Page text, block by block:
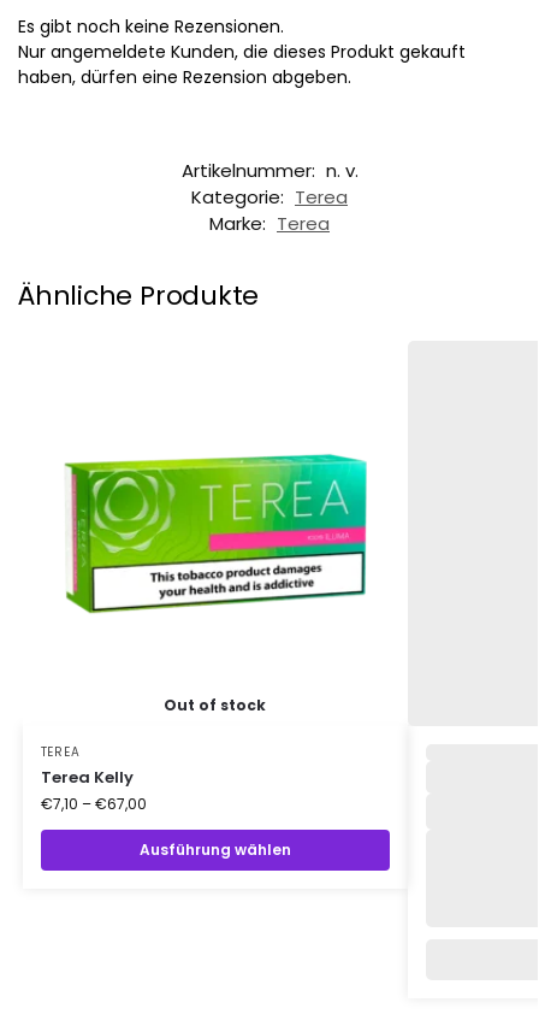
Es gibt noch keine Rezensionen.
Nur angemeldete Kunden, die dieses Produkt gekauft
haben, dürfen eine Rezension abgeben.
Artikelnummer: n. v.
Kategorie: Terea
Marke: Terea
Ähnliche Produkte
Out of stock
TEREA
Terea Kelly
€7,10 –€67,00
Ausführung wählen